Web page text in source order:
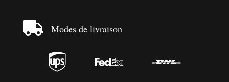
 Modes de livraison
  